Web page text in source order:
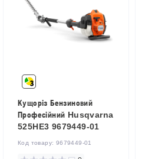
Кущоріз Бензиновий
Професійний Husqvarna
525HE3 9679449-01
Код товару: 9679449-01